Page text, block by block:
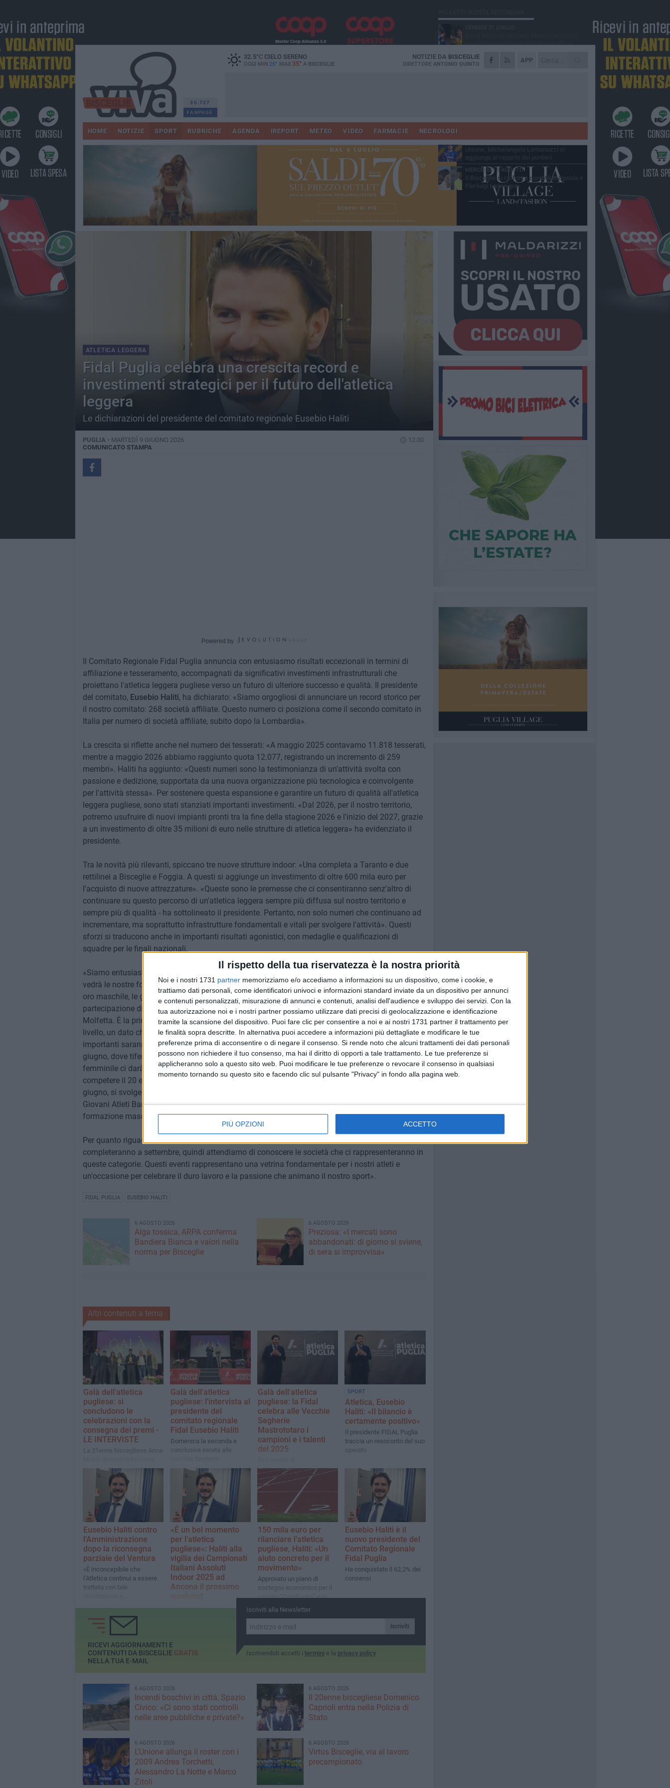
Il rispetto della tua riservatezza è la nostra priorità
Noi e i nostri 1731 partner memorizziamo e/o accediamo a informazioni su un dispositivo, come i cookie, e
trattiamo dati personali, come identificatori univoci e informazioni standard inviate da un dispositivo per annunci
e contenuti personalizzati, misurazione di annunci e contenuti, analisi dell'audience e sviluppo dei servizi. Con la
tua autorizzazione noi e i nostri partner possiamo utilizzare dati precisi di geolocalizzazione e identificazione
tramite la scansione del dispositivo. Puoi fare clic per consentire a noi e ai nostri 1731 partner il trattamento per
le finalità sopra descritte. In alternativa puoi accedere a informazioni più dettagliate e modificare le tue
preferenze prima di acconsentire o di negare il consenso. Si rende noto che alcuni trattamenti dei dati personali
possono non richiedere il tuo consenso, ma hai il diritto di opporti a tale trattamento. Le tue preferenze si
applicheranno solo a questo sito web. Puoi modificare le tue preferenze o revocare il consenso in qualsiasi
momento tornando su questo sito e facendo clic sul pulsante "Privacy" in fondo alla pagina web.
PIÙ OPZIONI ACCETTO
30.727
FANPAGE
32.5°CCIELO SERENO
OGGI MIN 25° MAX 35° A BISCEGLIE
APP
NOTIZIE DA BISCEGLIE
DIRETTORE ANTONIO QUINTO
HOME NOTIZIE SPORT RUBRICHE AGENDA IREPORT METEO VIDEO FARMACIE NECROLOGI
ATLETICA LEGGERA
Fidal Puglia celebra una crescita record e
investimenti strategici per il futuro dell'atletica
leggera
Le dichiarazioni del presidente del comitato regionale Eusebio Haliti
PUGLIA - MARTEDÌ 9 GIUGNO 2026
12.00
COMUNICATO STAMPA
Powered by
Il Comitato Regionale Fidal Puglia annuncia con entusiasmo risultati eccezionali in termini di
affiliazione e tesseramento, accompagnati da significativi investimenti infrastrutturali che
proiettano l'atletica leggera pugliese verso un futuro di ulteriore successo e qualità. Il presidente
del comitato, Eusebio Haliti, ha dichiarato: «Siamo orgogliosi di annunciare un record storico per
il nostro comitato: 268 società affiliate. Questo numero ci posiziona come il secondo comitato in
Italia per numero di società affiliate, subito dopo la Lombardia».
La crescita si riflette anche nel numero dei tesserati: «A maggio 2025 contavamo 11.818 tesserati,
mentre a maggio 2026 abbiamo raggiunto quota 12.077, registrando un incremento di 259
membri». Haliti ha aggiunto: «Questi numeri sono la testimonianza di un'attività svolta con
passione e dedizione, supportata da una nuova organizzazione più tecnologica e coinvolgente
per l'attività stessa». Per sostenere questa espansione e garantire un futuro di qualità all'atletica
leggera pugliese, sono stati stanziati importanti investimenti. «Dal 2026, per il nostro territorio,
potremo usufruire di nuovi impianti pronti tra la fine della stagione 2026 e l'inizio del 2027, grazie
a un investimento di oltre 35 milioni di euro nelle strutture di atletica leggera» ha evidenziato il
presidente.
Tra le novità più rilevanti, spiccano tre nuove strutture indoor: «Una completa a Taranto e due
rettilinei a Bisceglie e Foggia. A questi si aggiunge un investimento di oltre 600 mila euro per
l'acquisto di nuove attrezzature». «Queste sono le premesse che ci consentiranno senz'altro di
continuare su questo percorso di un'atletica leggera sempre più diffusa sul nostro territorio e
sempre più di qualità - ha sottolineato il presidente. Pertanto, non solo numeri che continuano ad
incrementare, ma soprattutto infrastrutture fondamentali e vitali per svolgere l'attività». Questi
sforzi si traducono anche in importanti risultati agonistici, con medaglie e qualificazioni di
squadre per le finali nazionali.
«Siamo entusiasti - ha concluso Haliti - di annunciare un calendario ricco di appuntamenti che
vedrà le nostre formazioni pugliesi protagoniste a livello nazionale. In particolare, per la Serie A
oro maschile, le giornate del 20 e 21 giugno a Rieti saranno un momento clou, con la
partecipazione di due eccellenze del nostro territorio: l'Avis Barletta e l'Aden Exprivia Dai Optical
Molfetta. È la prima volta in assoluto che due formazioni pugliesi raggiungono questo prestigioso
livello, un dato che sottolinea la crescita e la qualità del movimento atletico regionale. Non meno
importanti saranno gli impegni per la Serie B maschile, che si terranno a Cosenza il 13 e 14
giugno, dove tiferemo per l'Asd Giovani Atleti Bari 1969 e l'Amatori Cisternino. Anche il settore
femminile ci darà grandi soddisfazioni. La Serie A Bronzo femminile vedrà l'Atletica Locorotondo
competere il 20 e 21 giugno a Borgo Valbelluna in Veneto. Inoltre, sempre a Cosenza, il 13 e 14
giugno, si svolgerà la finale femminile con la presenza dell'U.S. Foggia e, ancora una volta, dei
Giovani Atleti Bari, che dimostrano una notevole versatilità essendo presenti sia con la
formazione maschile che femminile.
Per quanto riguarda le finali Under 23 e Allieve, le qualificazioni sono ancora in corso e si
completeranno a settembre, quindi attendiamo di conoscere le società che ci rappresenteranno in
queste categorie. Questi eventi rappresentano una vetrina fondamentale per i nostri atleti e
un'occasione per celebrare il duro lavoro e la passione che animano il nostro sport».
FIDAL PUGLIA EUSEBIO HALITI
6 AGOSTO 2026
Alga tossica, ARPA conferma
Bandiera Bianca e valori nella
norma per Bisceglie
6 AGOSTO 2026
Preziosa: «I mercati sono
abbandonati: di giorno si sviene,
di sera si improvvisa»
Altri contenuti a tema
Galà dell'atletica
pugliese: si
concludono le
celebrazioni con la
consegna dei premi -
LE INTERVISTE
La 21enne biscegliese Anna
atleta dell'anno
Galà dell'atletica
pugliese: l'intervista al
presidente del
comitato regionale
Fidal Eusebio Haliti
Domenica la seconda e
conclusiva serata alle
Mastrototaro
Galà dell'atletica
pugliese: la Fidal
celebra alle Vecchie
Segherie
Mastrototaro i
campioni e i talenti
del 2025
riconoscimenti e prestigio.
Interverranno autorità
politiche, sportive, militari e
il presidente del comitato
regionale Eusebio Haliti
SPORT
Atletica, Eusebio
Haliti: «Il bilancio è
certamente positivo»
Il presidente FIDAL Puglia
traccia un resoconto del suo
operato
Eusebio Haliti contro
l'Amministrazione
dopo la riconsegna
parziale del Ventura
«È inconcepibile che
l’Atletica continui a essere
trattata con tale
«È un bel momento
per l’atletica
pugliese»: Haliti alla
vigilia dei Campionati
Italiani Assoluti
Indoor 2025 ad
Ancona il prossimo
In gara nelle varie discipline
150 mila euro per
rilanciare l’atletica
pugliese, Haliti: «Un
aiuto concreto per il
movimento»
Approvato un piano di
sostegno economico per il
circuito “CorriPuglia” e le
competizioni provinciali,
territorio
Eusebio Haliti è il
nuovo presidente del
Comitato Regionale
Fidal Puglia
Ha conquistato il 62,2% dei
consensi
Iscriviti alla Newsletter
Iscriviti
Iscrivendoti accetti i termini e la privacy policy
RICEVI AGGIORNAMENTI E
CONTENUTI DA BISCEGLIE GRATIS
NELLA TUA E-MAIL
6 AGOSTO 2026
Incendi boschivi in città, Spazio
Civico: «Ci sono stati controlli
nelle aree pubbliche e private?»
6 AGOSTO 2026
Il 20enne biscegliese Domenico
Caprioli entra nella Polizia di
Stato
6 AGOSTO 2026
L'Unione allunga il roster con i
2009 Andrea Torchetti,
Alessandro La Notte e Marco
Zitoli
6 AGOSTO 2026
Virtus Bisceglie, via al lavoro
precampionato
per gli Europei assoluti di Birmingham
LUNEDÌ 3 AGOSTO
Simone Franceschi, una solida certezza
Unione, in difesa arriva Francesco Lorusso
SABATO 1 AGOSTO
MERCOLEDÌ 5 AGOSTO
Il Bisceglie si rafforza con Mikel Opoola e
Pierluigi Lagonigro